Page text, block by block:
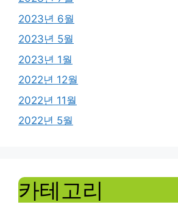
2023년 6월
2023년 5월
2023년 1월
2022년 12월
2022년 11월
2022년 5월
카테고리